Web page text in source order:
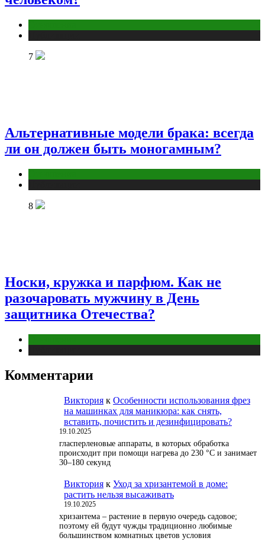
7
Альтернативные модели брака: всегда
ли он должен быть моногамным?
8
Носки, кружка и парфюм. Как не
разочаровать мужчину в День
защитника Отечества?
Комментарии
Виктория к Особенности использования фрез
на машинках для маникюра: как снять,
вставить, почистить и дезинфицировать?
19.10.2025
гласперленовые аппараты, в которых обработка
происходит при помощи нагрева до 230 °С и занимает
30–180 секунд
Виктория к Уход за хризантемой в доме:
растить нельзя высаживать
19.10.2025
хризантема – растение в первую очередь садовое;
поэтому ей будут чужды традиционно любимые
большинством комнатных цветов условия